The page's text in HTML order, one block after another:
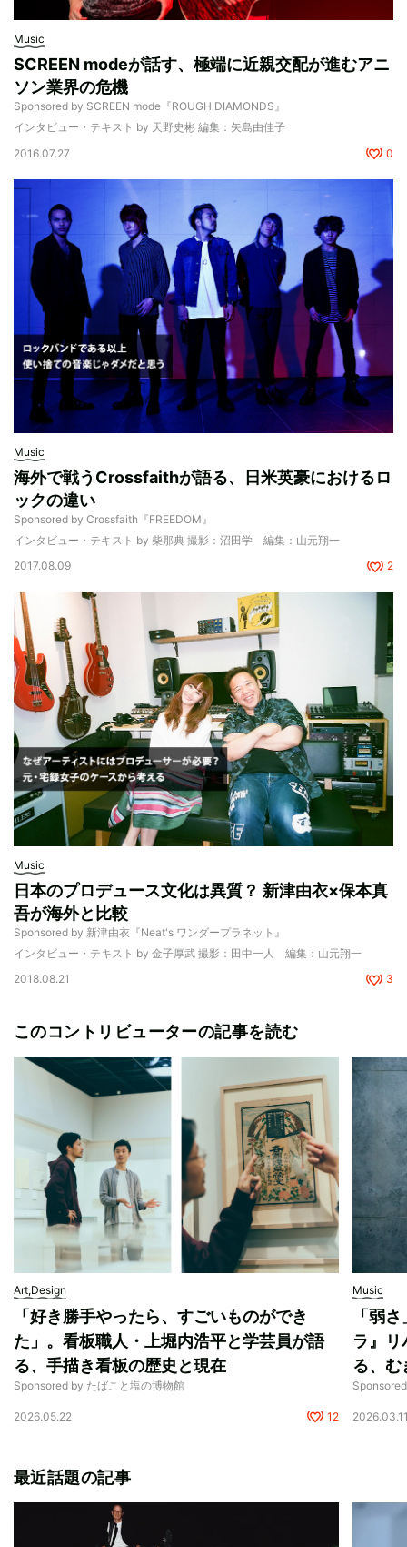
Music
SCREEN modeが話す、極端に近親交配が進むアニ
ソン業界の危機
Sponsored by SCREEN mode『ROUGH DIAMONDS』
インタビュー・テキスト by 天野史彬 編集：矢島由佳子
2016.07.27
0
Music
海外で戦うCrossfaithが語る、日米英豪におけるロ
ックの違い
Sponsored by Crossfaith『FREEDOM』
インタビュー・テキスト by 柴那典 撮影：沼田学 編集：山元翔一
2017.08.09
2
Music
日本のプロデュース文化は異質？ 新津由衣×保本真
吾が海外と比較
Sponsored by 新津由衣『Neat's ワンダープラネット』
インタビュー・テキスト by 金子厚武 撮影：田中一人 編集：山元翔一
2018.08.21
3
このコントリビューターの記事を読む
Art,Design
「好き勝手やったら、すごいものができ
た」。看板職人・上堀内浩平と学芸員が語
る、手描き看板の歴史と現在
Sponsored by たばこと塩の博物館
2026.05.22 12
Music
「弱
ラ』
る、
最近話題の記事